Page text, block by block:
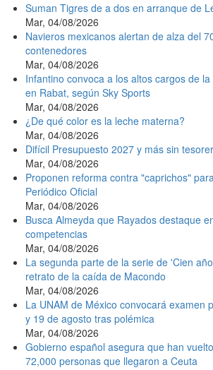
Suman Tigres de a dos en arranque de
Mar, 04/08/2026
Navieros mexicanos alertan de alza del
contenedores
Mar, 04/08/2026
Infantino convoca a los altos cargos de
en Rabat, según Sky Sports
Mar, 04/08/2026
¿De qué color es la leche materna?
Mar, 04/08/2026
Difícil Presupuesto 2027 y más sin
Mar, 04/08/2026
Proponen reforma contra "caprichos"
Periódico Oficial
Mar, 04/08/2026
Busca Almeyda que Rayados destaque
competencias
Mar, 04/08/2026
La segunda parte de la serie de 'Cien
retrato de la caída de Macondo
Mar, 04/08/2026
La UNAM de México convocará examen
y 19 de agosto tras polémica
Mar, 04/08/2026
Gobierno español asegura que han
72,000 personas que llegaron a Ceuta